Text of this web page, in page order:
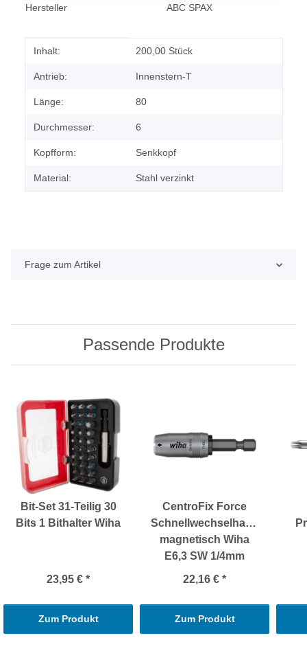
Hersteller ABC SPAX
Produkteigenschaft
Wert
Inhalt: 200,00 Stück
Antrieb: Innenstern-T
Länge: 80
Durchmesser: 6
Kopfform: Senkkopf
Material: Stahl verzinkt
Frage zum Artikel
Passende Produkte
Bit-Set 31-Teilig 30
Bits 1 Bithalter Wiha
23,95 € *
Zum Produkt
CentroFix Force
Schnellwechselhalter
magnetisch Wiha
E6,3 SW 1/4mm
22,16 € *
Zum Produkt